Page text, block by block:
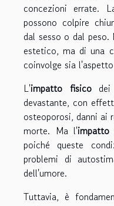
concezioni errate.
possono colpire
dal sesso o dal
estetico, ma di una
coinvolge sia
L'impatto fisicodei
devastante, con
osteoporosi, danni ai
morte. Ma l'impatto
poiché queste
problemi di
dell'umore.
Tuttavia, è